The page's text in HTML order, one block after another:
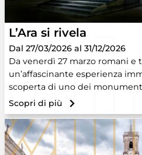
L’Ara si rivela
Dal 27/03/2026 al 31/12/2026
Da venerdì 27 marzo romani
un’affascinante esperienza
scoperta di uno dei
Scopri di più